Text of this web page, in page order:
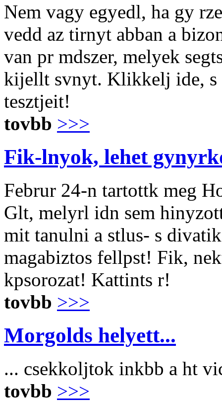
Nem vagy egyedl, ha gy
vedd az tirnyt abban a
van pr mdszer, melyek
kijellt svnyt. Klikkelj ide, s
tesztjeit!
tovbb >>>
Fik-lnyok, lehet
Februr 24-n tartottk meg
Glt, melyrl idn sem
mit tanulni a stlus- s
magabiztos fellpst! Fik,
kpsorozat! Kattints r!
tovbb >>>
Morgolds helyett...
... csekkoljtok inkbb a ht
tovbb >>>